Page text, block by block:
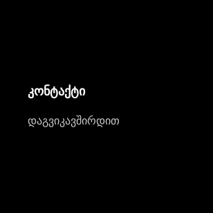
კონტაქტი
დაგვიკავშირდით